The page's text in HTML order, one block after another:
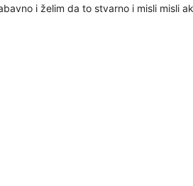
i želim da to stvarno i misli misli